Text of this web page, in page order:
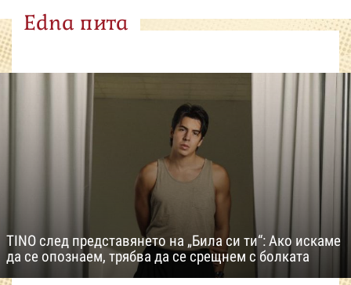
Edna пита
TINO след представянето на „Била си ти“: Ако искаме
да се опознаем, трябва да се срещнем с болката